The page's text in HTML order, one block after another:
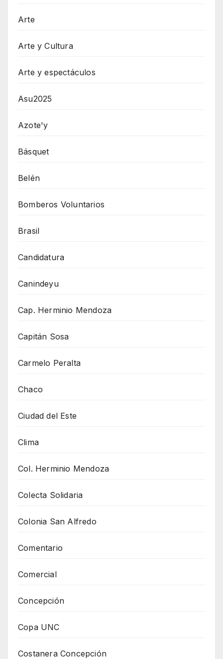
Arte
Arte y Cultura
Arte y espectáculos
Asu2025
Azote'y
Básquet
Belén
Bomberos Voluntarios
Brasil
Candidatura
Canindeyu
Cap. Herminio Mendoza
Capitán Sosa
Carmelo Peralta
Chaco
Ciudad del Este
Clima
Col. Herminio Mendoza
Colecta Solidaria
Colonia San Alfredo
Comentario
Comercial
Concepción
Copa UNC
Costanera Concepción